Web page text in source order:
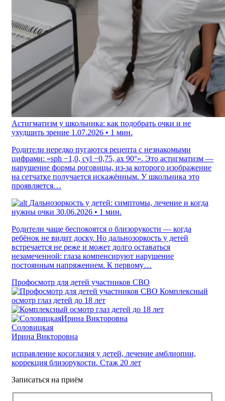
Астигматизм у школьника: как подобрать очки и не
ухудшить зрение 1.07.2026 • 1 мин.
Родители нередко пугаются рецепта с незнакомыми
цифрами: «sph −1,0, cyl −0,75, ax 90°». Это астигматизм —
нарушение формы роговицы, из-за которого изображение
на сетчатке получается искажённым. У школьника это
проявляется…
Дальнозоркость у детей: симптомы, лечение и когда
нужны очки 30.06.2026 • 1 мин.
Родители чаще беспокоятся о близорукости — когда
ребёнок не видит доску. Но дальнозоркость у детей
встречается не реже и может долго оставаться
незамеченной: глаза компенсируют нарушение
постоянным напряжением. К первому…
Профосмотр для детей участников СВО
Комплексный
осмотр глаз детей до 18 лет
Соловицкая
Ирина Викторовна
исправление косоглазия у детей, лечение амблиопии,
коррекция близорукости. Стаж 20 лет
Записаться на приём